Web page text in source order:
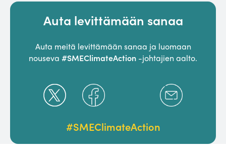
Auta levittämään sanaa
Auta meitä levittämään sanaa ja luomaan
nouseva #SMEClimateAction -johtajien aalto.
#SMEClimateAction